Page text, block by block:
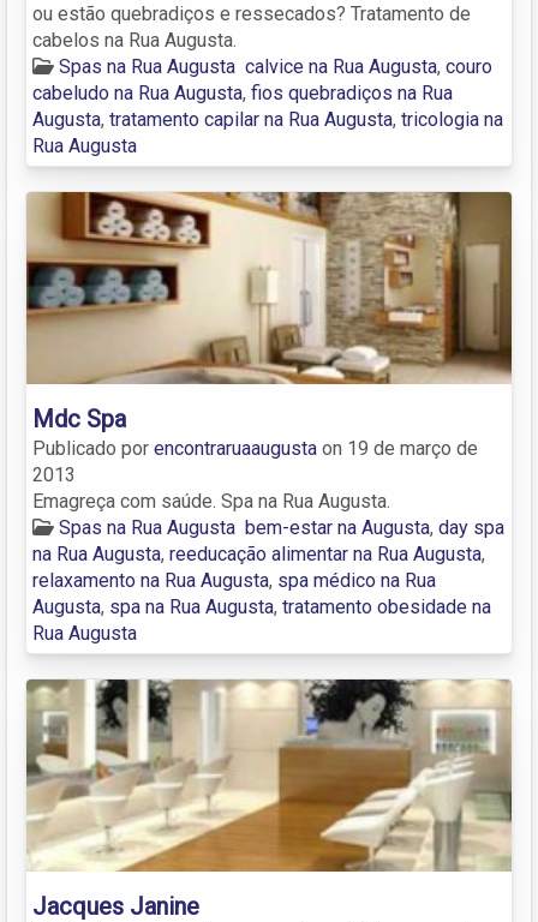
ou estão quebradiços e ressecados? Tratamento de
cabelos na Rua Augusta.
Spas na Rua Augusta calvice na Rua Augusta, couro
cabeludo na Rua Augusta, fios quebradiços na Rua
Augusta, tratamento capilar na Rua Augusta, tricologia na
Rua Augusta
Mdc Spa
Publicado por encontraruaaugusta on 19 de março de
2013
Emagreça com saúde. Spa na Rua Augusta.
Spas na Rua Augusta bem-estar na Augusta, day spa
na Rua Augusta, reeducação alimentar na Rua Augusta,
relaxamento na Rua Augusta, spa médico na Rua
Augusta, spa na Rua Augusta, tratamento obesidade na
Rua Augusta
Jacques Janine